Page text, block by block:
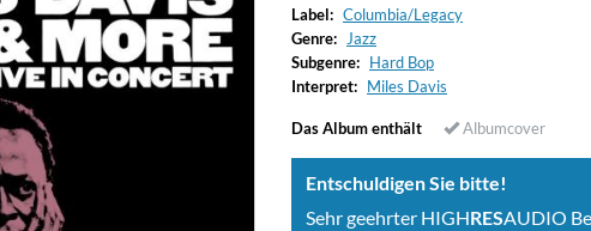
Label: Columbia/Legacy
Genre:
Jazz
Subgenre: Hard Bop
Interpret: Miles Davis
Das Album enthält Albumcover
Entschuldigen Sie bitte!
Sehr geehrter HIGHRESAUDIO